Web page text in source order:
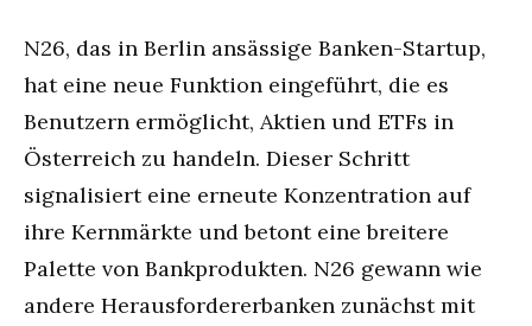
N26, das in Berlin ansässige Banken-Startup,
hat eine neue Funktion eingeführt, die es
Benutzern ermöglicht, Aktien und ETFs in
Österreich zu handeln. Dieser Schritt
signalisiert eine erneute Konzentration auf
ihre Kernmärkte und betont eine breitere
Palette von Bankprodukten. N26 gewann wie
andere Herausfordererbanken zunächst mit